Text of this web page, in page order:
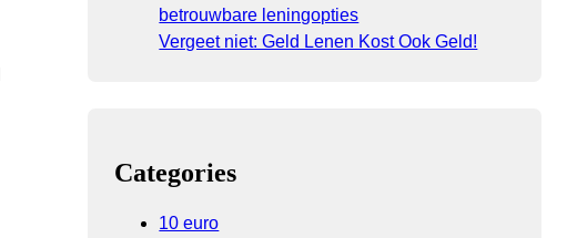
betrouwbare leningopties
Vergeet niet: Geld Lenen Kost Ook Geld!
Categories
10 euro